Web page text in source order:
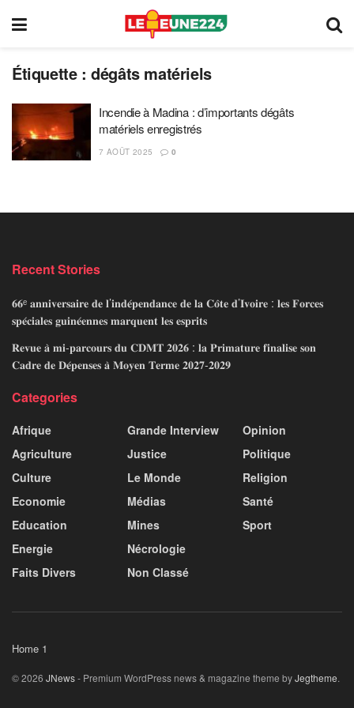
Étiquette :dégâts matériels
Incendie à Madina : d’importants dégâts
matériels enregistrés
7 AOÛT 2025 0
Recent Stories
𝟔𝟔ᵉ 𝐚𝐧𝐧𝐢𝐯𝐞𝐫𝐬𝐚𝐢𝐫𝐞 𝐝𝐞 𝐥’𝐢𝐧𝐝𝐞́𝐩𝐞𝐧𝐝𝐚𝐧𝐜𝐞 𝐝𝐞 𝐥𝐚 𝐂𝐨̂𝐭𝐞 𝐝’𝐈𝐯𝐨𝐢𝐫𝐞 : 𝐥𝐞𝐬 𝐅𝐨𝐫𝐜𝐞𝐬
𝐬𝐩𝐞́𝐜𝐢𝐚𝐥𝐞𝐬 𝐠𝐮𝐢𝐧𝐞́𝐞𝐧𝐧𝐞𝐬 𝐦𝐚𝐫𝐪𝐮𝐞𝐧𝐭 𝐥𝐞𝐬 𝐞𝐬𝐩𝐫𝐢𝐭𝐬
𝐑𝐞𝐯𝐮𝐞 𝐚̀ 𝐦𝐢-𝐩𝐚𝐫𝐜𝐨𝐮𝐫𝐬 𝐝𝐮 𝐂𝐃𝐌𝐓 𝟐𝟎𝟐𝟔 : 𝐥𝐚 𝐏𝐫𝐢𝐦𝐚𝐭𝐮𝐫𝐞 𝐟𝐢𝐧𝐚𝐥𝐢𝐬𝐞 𝐬𝐨𝐧
𝐂𝐚𝐝𝐫𝐞 𝐝𝐞 𝐃𝐞́𝐩𝐞𝐧𝐬𝐞𝐬 𝐚̀ 𝐌𝐨𝐲𝐞𝐧 𝐓𝐞𝐫𝐦𝐞 𝟐𝟎𝟐𝟕-𝟐𝟎𝟐𝟗
Categories
Afrique
Agriculture
Culture
Economie
Education
Energie
Faits Divers
Grande Interview
Justice
Le Monde
Médias
Mines
Nécrologie
Non Classé
Opinion
Politique
Religion
Santé
Sport
Home 1
© 2026 JNews- Premium WordPress news & magazine theme byJegtheme.